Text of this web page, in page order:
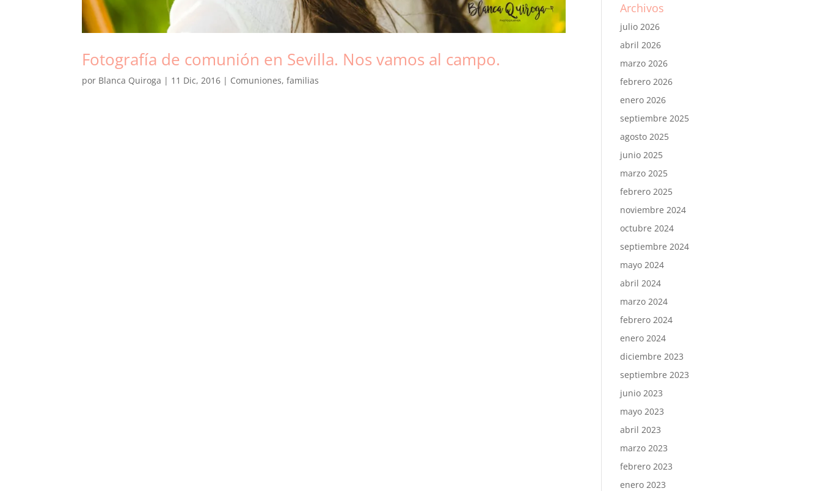
Fotografía de comunión en Sevilla. Nos vamos al campo.
por Blanca Quiroga | 11 Dic, 2016 | Comuniones,familias
Archivos
julio 2026
abril 2026
marzo 2026
febrero 2026
enero 2026
septiembre 2025
agosto 2025
junio 2025
marzo 2025
febrero 2025
noviembre 2024
octubre 2024
septiembre 2024
mayo 2024
abril 2024
marzo 2024
febrero 2024
enero 2024
diciembre 2023
septiembre 2023
junio 2023
mayo 2023
abril 2023
marzo 2023
febrero 2023
enero 2023